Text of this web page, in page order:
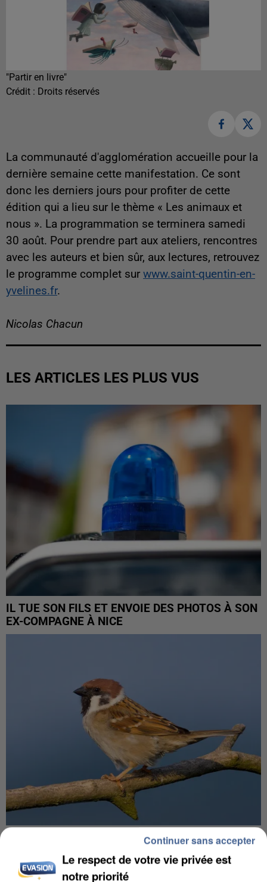
"Partir en livre"
Crédit : Droits réservés
La communauté d'agglomération accueille pour la
dernière semaine cette manifestation. Ce sont
donc les derniers jours pour profiter de cette
édition qui a lieu sur le thème « Les animaux et
nous ». La programmation se terminera samedi
30 août. Pour prendre part aux ateliers, rencontres
avec les auteurs et bien sûr, aux lectures, retrouvez
le programme complet sur www.saint-quentin-en-
yvelines.fr.
Nicolas Chacun
LES ARTICLES LES PLUS VUS
IL TUE SON FILS ET ENVOIE DES PHOTOS À SON
EX-COMPAGNE À NICE
APRÈS TOUTES CES CANICULES, LES REFUGES
Le respect de votre vie privée est
notre priorité
Continuer sans accepter